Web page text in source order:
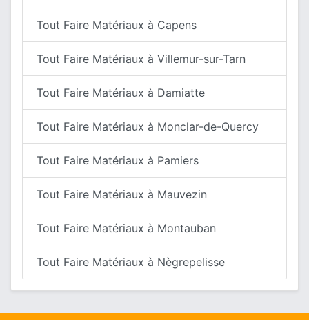
Tout Faire Matériaux à Capens
Tout Faire Matériaux à Villemur-sur-Tarn
Tout Faire Matériaux à Damiatte
Tout Faire Matériaux à Monclar-de-Quercy
Tout Faire Matériaux à Pamiers
Tout Faire Matériaux à Mauvezin
Tout Faire Matériaux à Montauban
Tout Faire Matériaux à Nègrepelisse